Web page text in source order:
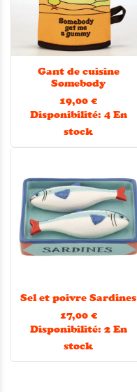
Gant de cuisine
Somebody
19,00 €
Disponibilité: 4 En
stock
Sel et poivre Sardines
17,00 €
Disponibilité: 2 En
stock